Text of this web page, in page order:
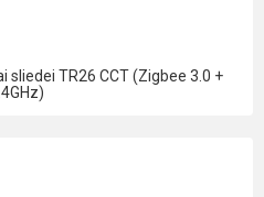
sliedei TR26 CCT (Zigbee 3.0 +